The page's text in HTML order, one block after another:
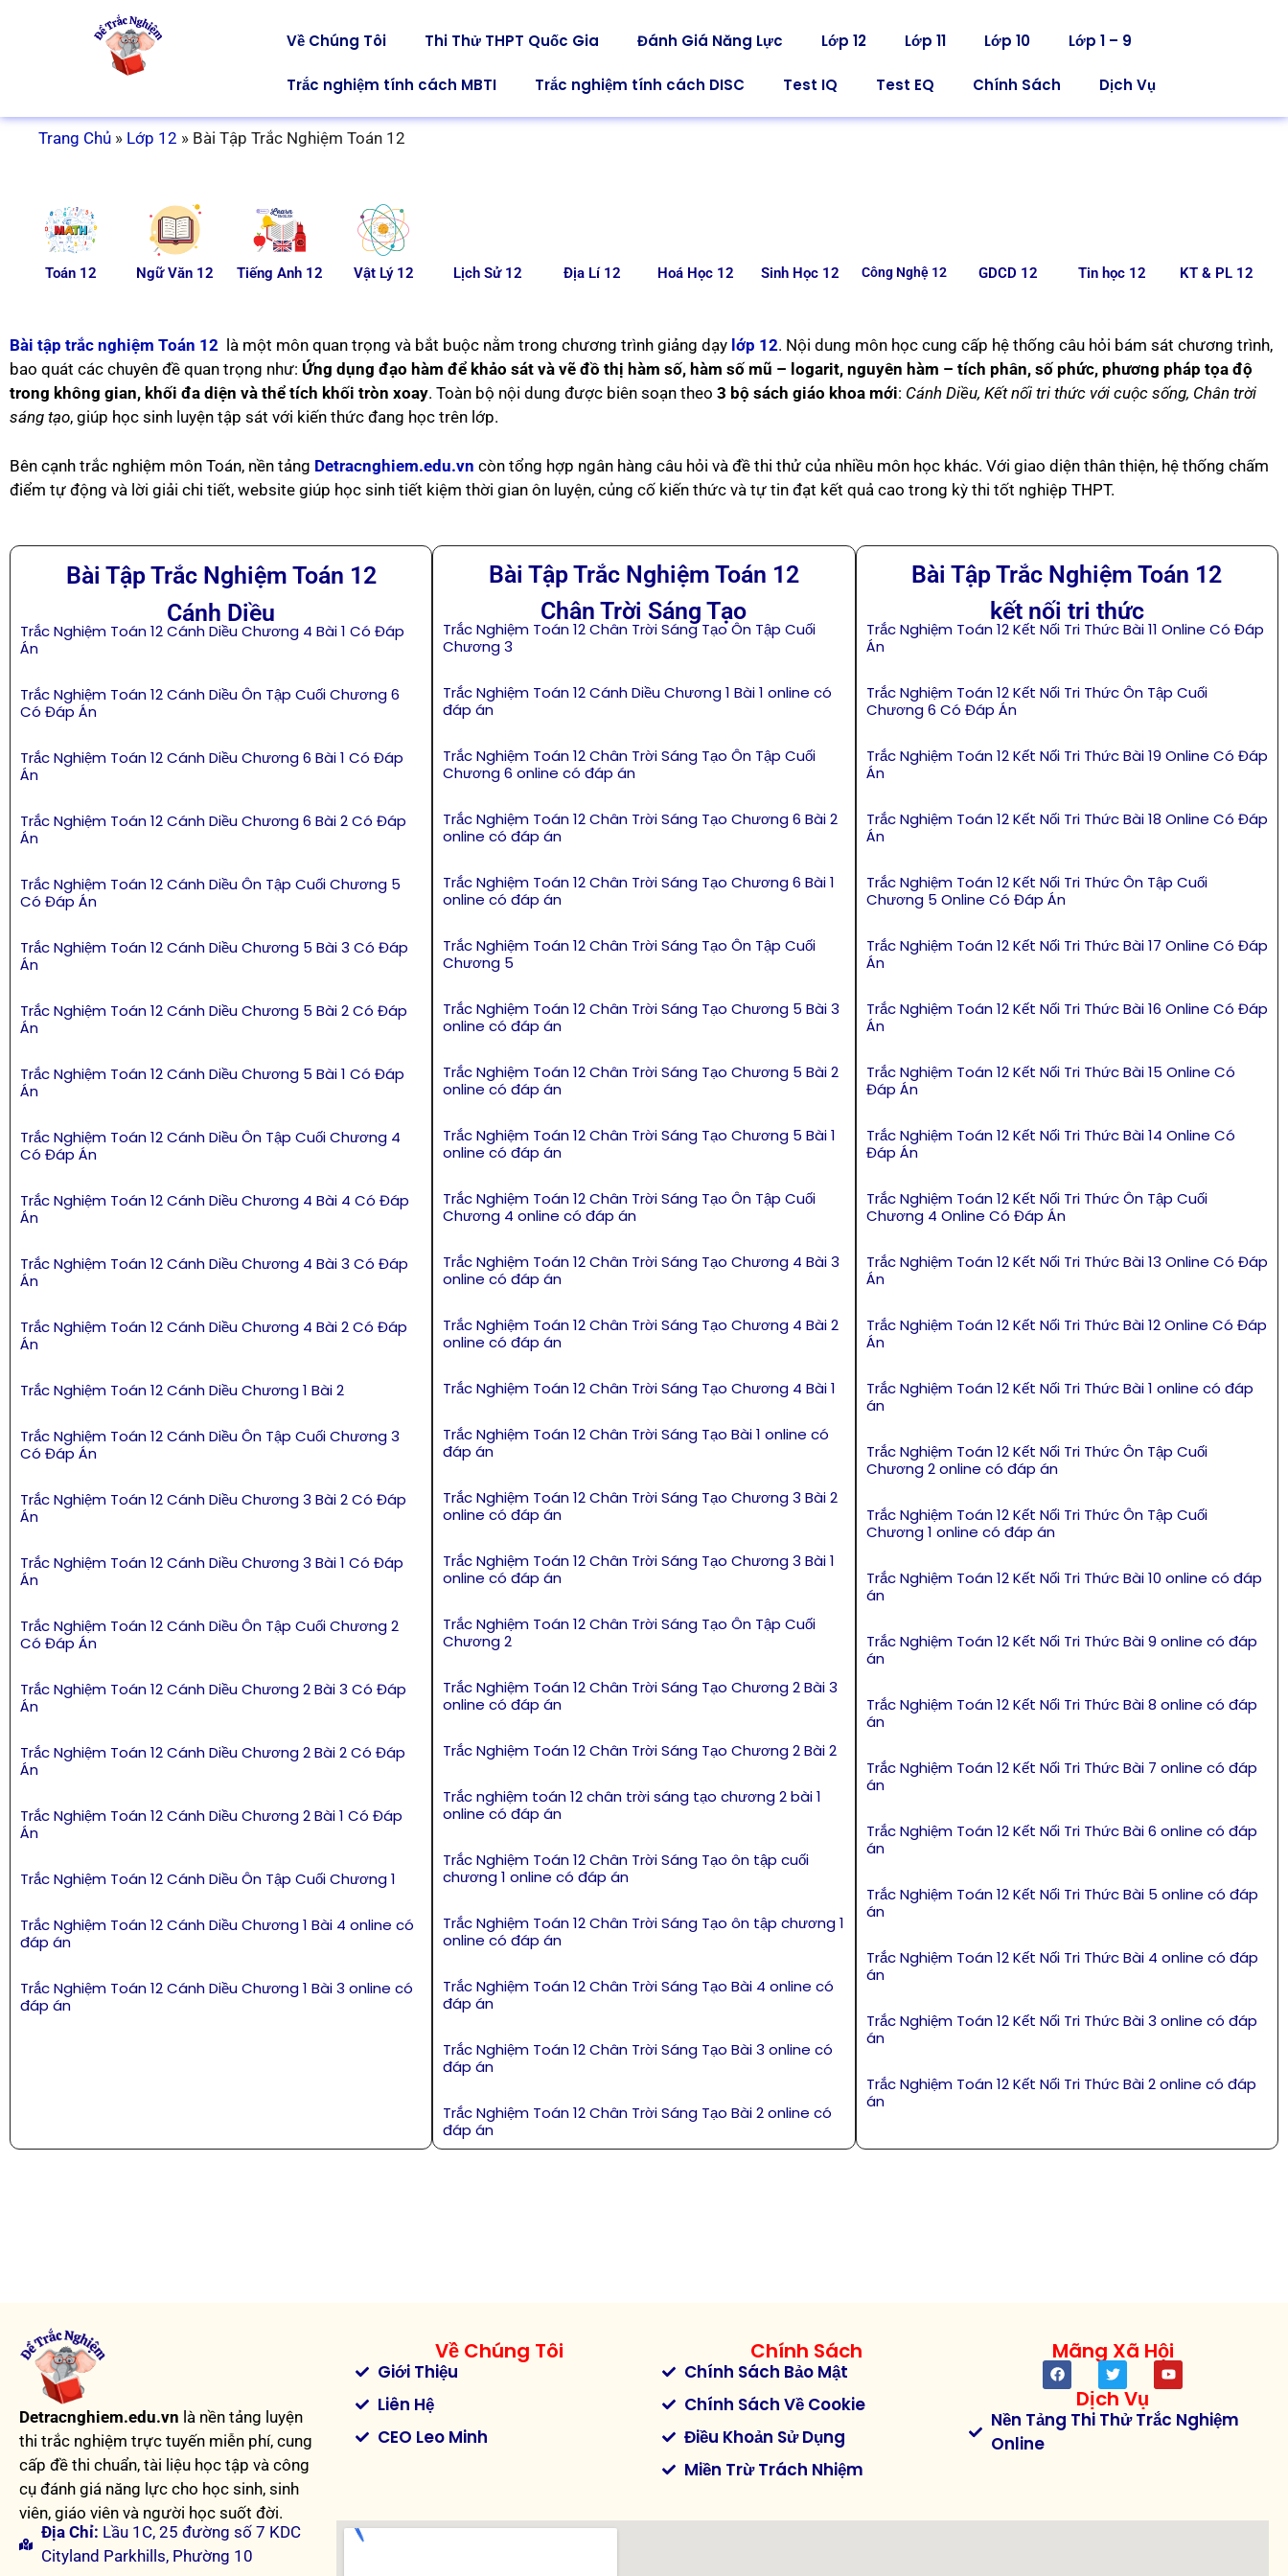
Về Chúng Tôi Thi Thử THPT Quốc Gia Đánh Giá Năng Lực Lớp 12 Lớp 11 Lớp 10 Lớp 1 – 9
Trắc nghiệm tính cách MBTI Trắc nghiệm tính cách DISC Test IQ Test EQ Chính Sách Dịch Vụ
Trang Chủ » Lớp 12 » Bài Tập Trắc Nghiệm Toán 12
Toán 12 Ngữ Văn 12 Tiếng Anh 12 Vật Lý 12 Lịch Sử 12 Địa Lí 12 Hoá Học 12 Sinh Học 12 Công Nghệ 12 GDCD 12 Tin học 12 KT & PL 12
Bài tập trắc nghiệm Toán 12 là một môn quan trọng và bắt buộc nằm trong chương trình giảng dạy lớp 12. Nội dung môn học cung cấp hệ thống câu hỏi bám sát chương trình,
bao quát các chuyên đề quan trọng như: Ứng dụng đạo hàm để khảo sát và vẽ đồ thị hàm số, hàm số mũ – logarit, nguyên hàm – tích phân, số phức, phương pháp tọa độ
trong không gian, khối đa diện và thể tích khối tròn xoay. Toàn bộ nội dung được biên soạn theo 3 bộ sách giáo khoa mới: Cánh Diều, Kết nối tri thức với cuộc sống, Chân trời
sáng tạo, giúp học sinh luyện tập sát với kiến thức đang học trên lớp.
Bên cạnh trắc nghiệm môn Toán, nền tảng Detracnghiem.edu.vn còn tổng hợp ngân hàng câu hỏi và đề thi thử của nhiều môn học khác. Với giao diện thân thiện, hệ thống chấm
điểm tự động và lời giải chi tiết, website giúp học sinh tiết kiệm thời gian ôn luyện, củng cố kiến thức và tự tin đạt kết quả cao trong kỳ thi tốt nghiệp THPT.
Bài Tập Trắc Nghiệm Toán 12
Cánh Diều
Trắc Nghiệm Toán 12 Cánh Diều Chương 4 Bài 1 Có Đáp
Án
Trắc Nghiệm Toán 12 Cánh Diều Ôn Tập Cuối Chương 6
Có Đáp Án
Trắc Nghiệm Toán 12 Cánh Diều Chương 6 Bài 1 Có Đáp
Án
Trắc Nghiệm Toán 12 Cánh Diều Chương 6 Bài 2 Có Đáp
Án
Trắc Nghiệm Toán 12 Cánh Diều Ôn Tập Cuối Chương 5
Có Đáp Án
Trắc Nghiệm Toán 12 Cánh Diều Chương 5 Bài 3 Có Đáp
Án
Trắc Nghiệm Toán 12 Cánh Diều Chương 5 Bài 2 Có Đáp
Án
Trắc Nghiệm Toán 12 Cánh Diều Chương 5 Bài 1 Có Đáp
Án
Trắc Nghiệm Toán 12 Cánh Diều Ôn Tập Cuối Chương 4
Có Đáp Án
Trắc Nghiệm Toán 12 Cánh Diều Chương 4 Bài 4 Có Đáp
Án
Trắc Nghiệm Toán 12 Cánh Diều Chương 4 Bài 3 Có Đáp
Án
Trắc Nghiệm Toán 12 Cánh Diều Chương 4 Bài 2 Có Đáp
Án
Trắc Nghiệm Toán 12 Cánh Diều Chương 1 Bài 2
Trắc Nghiệm Toán 12 Cánh Diều Ôn Tập Cuối Chương 3
Có Đáp Án
Trắc Nghiệm Toán 12 Cánh Diều Chương 3 Bài 2 Có Đáp
Án
Trắc Nghiệm Toán 12 Cánh Diều Chương 3 Bài 1 Có Đáp
Án
Trắc Nghiệm Toán 12 Cánh Diều Ôn Tập Cuối Chương 2
Có Đáp Án
Trắc Nghiệm Toán 12 Cánh Diều Chương 2 Bài 3 Có Đáp
Án
Trắc Nghiệm Toán 12 Cánh Diều Chương 2 Bài 2 Có Đáp
Án
Trắc Nghiệm Toán 12 Cánh Diều Chương 2 Bài 1 Có Đáp
Án
Trắc Nghiệm Toán 12 Cánh Diều Ôn Tập Cuối Chương 1
Trắc Nghiệm Toán 12 Cánh Diều Chương 1 Bài 4 online có
đáp án
Trắc Nghiệm Toán 12 Cánh Diều Chương 1 Bài 3 online có
đáp án
Bài Tập Trắc Nghiệm Toán 12
Chân Trời Sáng Tạo
Trắc Nghiệm Toán 12 Chân Trời Sáng Tạo Ôn Tập Cuối
Chương 3
Trắc Nghiệm Toán 12 Cánh Diều Chương 1 Bài 1 online có
đáp án
Trắc Nghiệm Toán 12 Chân Trời Sáng Tạo Ôn Tập Cuối
Chương 6 online có đáp án
Trắc Nghiệm Toán 12 Chân Trời Sáng Tạo Chương 6 Bài 2
online có đáp án
Trắc Nghiệm Toán 12 Chân Trời Sáng Tạo Chương 6 Bài 1
online có đáp án
Trắc Nghiệm Toán 12 Chân Trời Sáng Tạo Ôn Tập Cuối
Chương 5
Trắc Nghiệm Toán 12 Chân Trời Sáng Tạo Chương 5 Bài 3
online có đáp án
Trắc Nghiệm Toán 12 Chân Trời Sáng Tạo Chương 5 Bài 2
online có đáp án
Trắc Nghiệm Toán 12 Chân Trời Sáng Tạo Chương 5 Bài 1
online có đáp án
Trắc Nghiệm Toán 12 Chân Trời Sáng Tạo Ôn Tập Cuối
Chương 4 online có đáp án
Trắc Nghiệm Toán 12 Chân Trời Sáng Tạo Chương 4 Bài 3
online có đáp án
Trắc Nghiệm Toán 12 Chân Trời Sáng Tạo Chương 4 Bài 2
online có đáp án
Trắc Nghiệm Toán 12 Chân Trời Sáng Tạo Chương 4 Bài 1
Trắc Nghiệm Toán 12 Chân Trời Sáng Tạo Bài 1 online có
đáp án
Trắc Nghiệm Toán 12 Chân Trời Sáng Tạo Chương 3 Bài 2
online có đáp án
Trắc Nghiệm Toán 12 Chân Trời Sáng Tạo Chương 3 Bài 1
online có đáp án
Trắc Nghiệm Toán 12 Chân Trời Sáng Tạo Ôn Tập Cuối
Chương 2
Trắc Nghiệm Toán 12 Chân Trời Sáng Tạo Chương 2 Bài 3
online có đáp án
Trắc Nghiệm Toán 12 Chân Trời Sáng Tạo Chương 2 Bài 2
Trắc nghiệm toán 12 chân trời sáng tạo chương 2 bài 1
online có đáp án
Trắc Nghiệm Toán 12 Chân Trời Sáng Tạo ôn tập cuối
chương 1 online có đáp án
Trắc Nghiệm Toán 12 Chân Trời Sáng Tạo ôn tập chương 1
online có đáp án
Trắc Nghiệm Toán 12 Chân Trời Sáng Tạo Bài 4 online có
đáp án
Trắc Nghiệm Toán 12 Chân Trời Sáng Tạo Bài 3 online có
đáp án
Trắc Nghiệm Toán 12 Chân Trời Sáng Tạo Bài 2 online có
đáp án
Bài Tập Trắc Nghiệm Toán 12
kết nối tri thức
Trắc Nghiệm Toán 12 Kết Nối Tri Thức Bài 11 Online Có Đáp
Án
Trắc Nghiệm Toán 12 Kết Nối Tri Thức Ôn Tập Cuối
Chương 6 Có Đáp Án
Trắc Nghiệm Toán 12 Kết Nối Tri Thức Bài 19 Online Có Đáp
Án
Trắc Nghiệm Toán 12 Kết Nối Tri Thức Bài 18 Online Có Đáp
Án
Trắc Nghiệm Toán 12 Kết Nối Tri Thức Ôn Tập Cuối
Chương 5 Online Có Đáp Án
Trắc Nghiệm Toán 12 Kết Nối Tri Thức Bài 17 Online Có Đáp
Án
Trắc Nghiệm Toán 12 Kết Nối Tri Thức Bài 16 Online Có Đáp
Án
Trắc Nghiệm Toán 12 Kết Nối Tri Thức Bài 15 Online Có
Đáp Án
Trắc Nghiệm Toán 12 Kết Nối Tri Thức Bài 14 Online Có
Đáp Án
Trắc Nghiệm Toán 12 Kết Nối Tri Thức Ôn Tập Cuối
Chương 4 Online Có Đáp Án
Trắc Nghiệm Toán 12 Kết Nối Tri Thức Bài 13 Online Có Đáp
Án
Trắc Nghiệm Toán 12 Kết Nối Tri Thức Bài 12 Online Có Đáp
Án
Trắc Nghiệm Toán 12 Kết Nối Tri Thức Bài 1 online có đáp
án
Trắc Nghiệm Toán 12 Kết Nối Tri Thức Ôn Tập Cuối
Chương 2 online có đáp án
Trắc Nghiệm Toán 12 Kết Nối Tri Thức Ôn Tập Cuối
Chương 1 online có đáp án
Trắc Nghiệm Toán 12 Kết Nối Tri Thức Bài 10 online có đáp
án
Trắc Nghiệm Toán 12 Kết Nối Tri Thức Bài 9 online có đáp
án
Trắc Nghiệm Toán 12 Kết Nối Tri Thức Bài 8 online có đáp
án
Trắc Nghiệm Toán 12 Kết Nối Tri Thức Bài 7 online có đáp
án
Trắc Nghiệm Toán 12 Kết Nối Tri Thức Bài 6 online có đáp
án
Trắc Nghiệm Toán 12 Kết Nối Tri Thức Bài 5 online có đáp
án
Trắc Nghiệm Toán 12 Kết Nối Tri Thức Bài 4 online có đáp
án
Trắc Nghiệm Toán 12 Kết Nối Tri Thức Bài 3 online có đáp
án
Trắc Nghiệm Toán 12 Kết Nối Tri Thức Bài 2 online có đáp
án
Detracnghiem.edu.vn là nền tảng luyện
thi trắc nghiệm trực tuyến miễn phí, cung
cấp đề thi chuẩn, tài liệu học tập và công
cụ đánh giá năng lực cho học sinh, sinh
viên, giáo viên và người học suốt đời.
Địa Chỉ: Lầu 1C, 25 đường số 7 KDC
Cityland Parkhills, Phường 10
Về Chúng Tôi
Giới Thiệu
Liên Hệ
CEO Leo Minh
Chính Sách
Chính Sách Bảo Mật
Chính Sách Về Cookie
Điều Khoản Sử Dụng
Miền Trừ Trách Nhiệm
Mãng Xã Hội
Dịch Vụ
Nền Tảng Thi Thử Trắc Nghiệm
Online